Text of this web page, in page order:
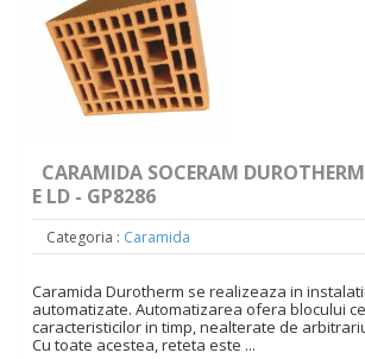
CARAMIDA SOCERAM
E LD - GP8286
Categoria : Caramida
Caramida Durotherm se realizeaza in
automatizate. Automatizarea ofera blocului
caracteristicilor in timp, nealterate de
Cu toate acestea, reteta este ...